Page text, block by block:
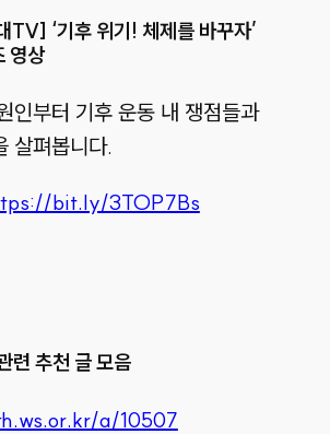
TV] ‘기후 위기! 체제를 바꾸자’
영상
인부터 기후 운동 내 쟁점들과
살펴봅니다.
bit.ly/3TOP7Bs
련 추천 글 모음
a/10507